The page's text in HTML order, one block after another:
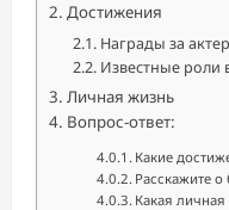
Достижения
Награды за
Известные роли
Личная жизнь
Вопрос-ответ:
Какие
Расскажите
Какая